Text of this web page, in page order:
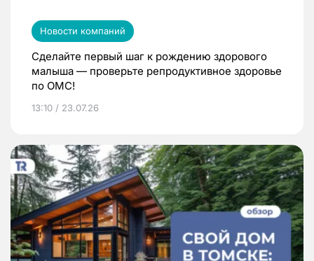
Новости компаний
Сделайте первый шаг к рождению здорового
малыша — проверьте репродуктивное здоровье
по ОМС!
13:10 / 23.07.26